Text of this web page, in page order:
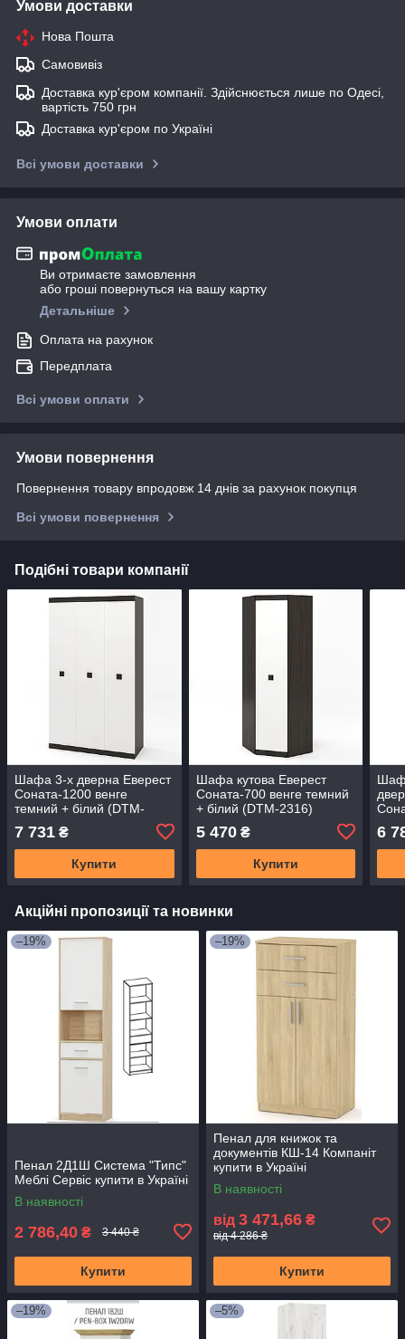
Умови доставки
Нова Пошта
Самовивіз
Доставка кур'єром компанії. Здійснюється лише по Одесі,
вартість 750 грн
Доставка кур'єром по Україні
Всі умови доставки
Умови оплати
Ви отримаєте замовлення
або гроші повернуться на вашу картку
Детальніше
Оплата на рахунок
Передплата
Всі умови оплати
Умови повернення
Повернення товару впродовж 14 днів за рахунок покупця
Всі умови повернення
Подібні товари компанії
Шафа 3-х дверна Еверест
Соната-1200 венге
темний + білий (DTM-
7 731 ₴
Купити
Шафа кутова Еверест
Соната-700 венге темний
+ білий (DTM-2316)
5 470₴
Купити
6
Акційні пропозиції та новинки
–19%
Пенал 2Д1Ш Система "Типс"
Меблі Сервіс купити в Україні
В наявності
2 786,40 ₴ 3 440 ₴
Купити
–19%
Пенал для книжок та
документів КШ-14 Компаніт
купити в Україні
В наявності
від 3 471,66 ₴
від 4 286 ₴
Купити
–19% –5%